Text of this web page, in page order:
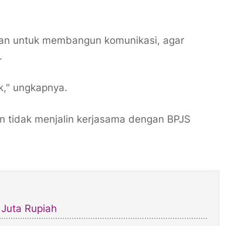
untuk membangun komunikasi, agar
ungkapnya.
tidak menjalin kerjasama dengan BPJS
Rupiah